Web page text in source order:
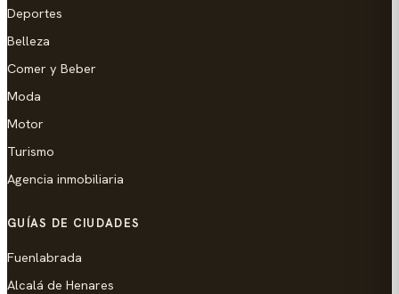
Deportes
Belleza
Comer y Beber
Moda
Motor
Turismo
Agencia inmobiliaria
GUÍAS DE CIUDADES
Fuenlabrada
Alcalá de Henares